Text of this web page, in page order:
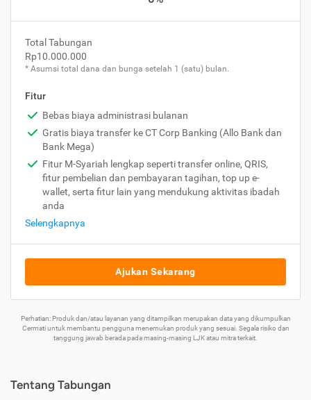
Total Tabungan
Rp10.000.000
* Asumsi total dana dan bunga setelah 1 (satu) bulan.
Fitur
Bebas biaya administrasi bulanan
Gratis biaya transfer ke CT Corp Banking (Allo Bank dan
Bank Mega)
Fitur M-Syariah lengkap seperti transfer online, QRIS,
fitur pembelian dan pembayaran tagihan, top up e-
wallet, serta fitur lain yang mendukung aktivitas ibadah
anda
Selengkapnya
Ajukan Sekarang
Perhatian: Produk dan/atau layanan yang ditampilkan merupakan data yang dikumpulkan
Cermati untuk membantu pengguna menemukan produk yang sesuai. Segala risiko dan
tanggung jawab berada pada masing-masing LJK atau mitra terkait.
Tentang Tabungan